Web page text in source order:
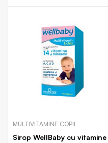
MULTIVITAMINE COPII
Sirop WellBaby cu vitamine